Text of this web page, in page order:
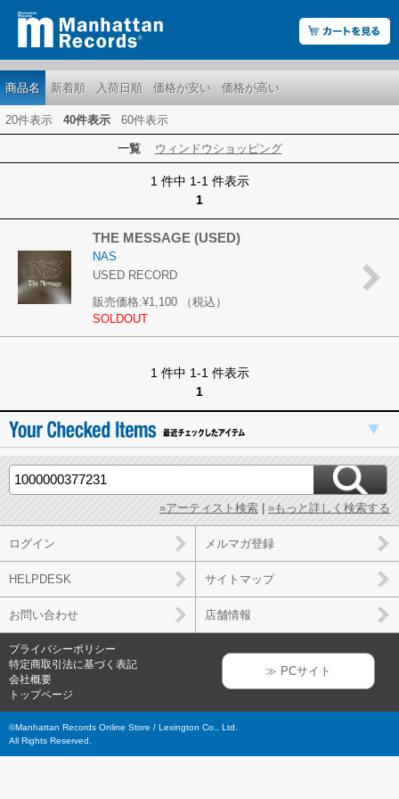
商品名 新着順 入荷日順 価格が安い 価格が高い
20件表示 40件表示 60件表示
一覧 ウィンドウショッピング
1 件中 1-1 件表示
1
THE MESSAGE (USED)
NAS
USED RECORD
販売価格:¥1,100
（税込）
SOLDOUT
1 件中 1-1 件表示
1
»アーティスト検索 | »もっと詳しく検索する
ログイン メルマガ登録
HELPDESK サイトマップ
お問い合わせ 店舗情報
プライバシーポリシー
特定商取引法に基づく表記
会社概要
トップページ
≫ PCサイト
©Manhattan Records Online Store / Lexington Co., Ltd.
All Rights Reserved.